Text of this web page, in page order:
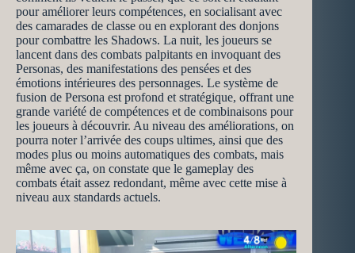
pour améliorer leurs compétences, en socialisant avec
des camarades de classe ou en explorant des donjons
pour combattre les Shadows. La nuit, les joueurs se
lancent dans des combats palpitants en invoquant des
Personas, des manifestations des pensées et des
émotions intérieures des personnages. Le système de
fusion de Persona est profond et stratégique, offrant une
grande variété de compétences et de combinaisons pour
les joueurs à découvrir. Au niveau des améliorations, on
pourra noter l’arrivée des coups ultimes, ainsi que des
modes plus ou moins automatiques des combats, mais
même avec ça, on constate que le gameplay des
combats était assez redondant, même avec cette mise à
niveau aux standards actuels.